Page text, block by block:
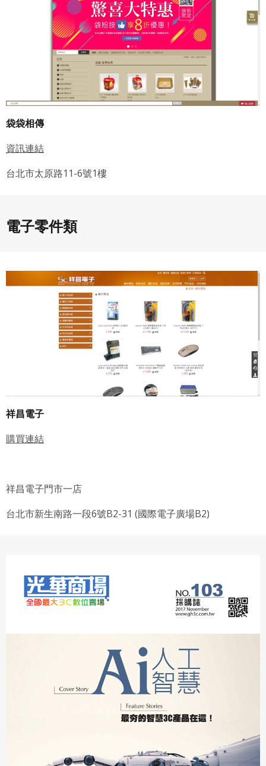
袋袋相傳
資訊連結
台北市太原路11-6號1樓
電子零件類
祥昌電子
購買連結
祥昌電子門市一店
台北市新生南路一段6號B2-31 (國際電子廣場B2)